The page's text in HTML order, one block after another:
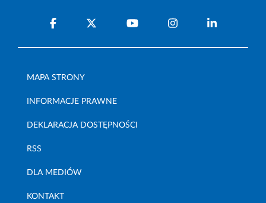
MAPA STRONY
INFORMACJE PRAWNE
DEKLARACJA DOSTĘPNOŚCI
RSS
DLA MEDIÓW
KONTAKT